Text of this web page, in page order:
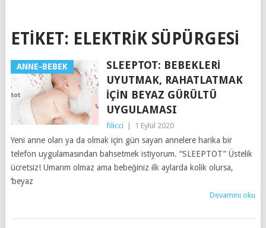
ETIKET: ELEKTRIK SÜPÜRGESI
ANNE-BEBEK
SLEEPTOT: BEBEKLERI
UYUTMAK, RAHATLATMAK
İÇIN BEYAZ GÜRÜLTÜ
UYGULAMASI
filicci 1 Eylül 2020
Yeni anne olan ya da olmak için gün sayan annelere harika bir
telefon uygulamasından bahsetmek istiyorum. “SLEEPTOT” Üstelik
ücretsiz! Umarım olmaz ama bebeğiniz ilk aylarda kolik olursa,
‘beyaz
Devamını oku